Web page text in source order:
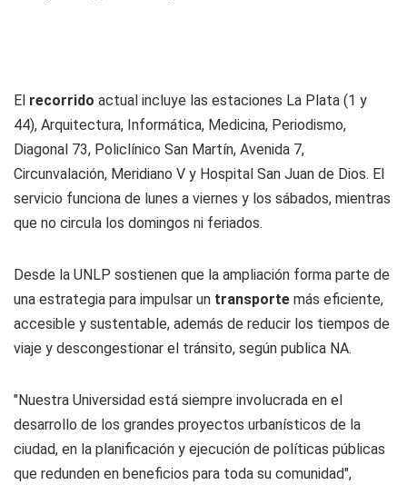
El recorrido actual incluye las estaciones La Plata (1 y
44), Arquitectura, Informática, Medicina, Periodismo,
Diagonal 73, Policlínico San Martín, Avenida 7,
Circunvalación, Meridiano V y Hospital San Juan de Dios. El
servicio funciona de lunes a viernes y los sábados, mientras
que no circula los domingos ni feriados.
Desde la UNLP sostienen que la ampliación forma parte de
una estrategia para impulsar un transporte más eficiente,
accesible y sustentable, además de reducir los tiempos de
viaje y descongestionar el tránsito, según publica NA.
"Nuestra Universidad está siempre involucrada en el
desarrollo de los grandes proyectos urbanísticos de la
ciudad, en la planificación y ejecución de políticas públicas
que redunden en beneficios para toda su comunidad",